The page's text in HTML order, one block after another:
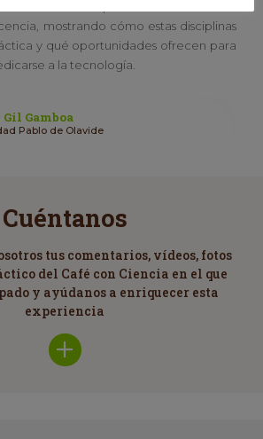
mostrando cómo estas disciplinas
y qué oportunidades ofrecen para
a la tecnología.
Gamboa
Pablo de Olavide
Cuéntanos
tus comentarios, vídeos, fotos
del Café con Ciencia en el que
y ayúdanos a enriquecer esta
experiencia